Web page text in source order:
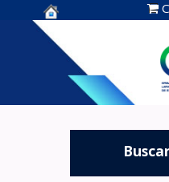
Centro de
Documentación
OLADE -